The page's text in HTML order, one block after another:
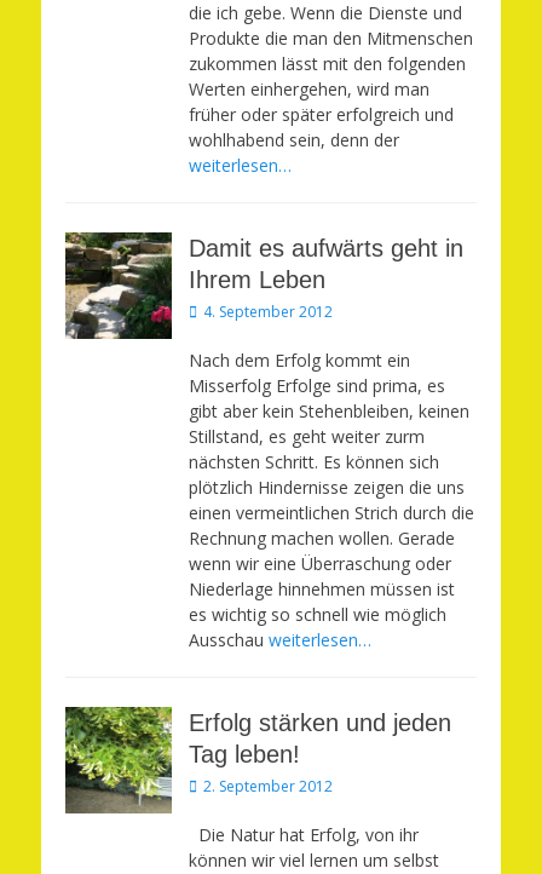
die ich gebe. Wenn die Dienste und
Produkte die man den Mitmenschen
zukommen lässt mit den folgenden
Werten einhergehen, wird man
früher oder später erfolgreich und
wohlhabend sein, denn der
weiterlesen…
Damit es aufwärts geht in
Ihrem Leben
Veröffentlicht
4. September 2012
Nach dem Erfolg kommt ein
Misserfolg Erfolge sind prima, es
gibt aber kein Stehenbleiben, keinen
Stillstand, es geht weiter zurm
nächsten Schritt. Es können sich
plötzlich Hindernisse zeigen die uns
einen vermeintlichen Strich durch die
Rechnung machen wollen. Gerade
wenn wir eine Überraschung oder
Niederlage hinnehmen müssen ist
es wichtig so schnell wie möglich
Ausschau weiterlesen…
Erfolg stärken und jeden
Tag leben!
Veröffentlicht
2. September 2012
Die Natur hat Erfolg, von ihr
können wir viel lernen um selbst